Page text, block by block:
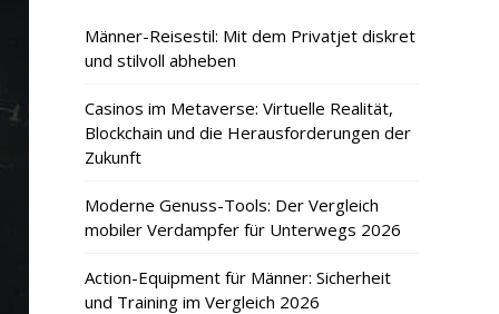
Männer-Reisestil: Mit dem Privatjet diskret
und stilvoll abheben
Casinos im Metaverse: Virtuelle Realität,
Blockchain und die Herausforderungen der
Zukunft
Moderne Genuss-Tools: Der Vergleich
mobiler Verdampfer für Unterwegs 2026
Action-Equipment für Männer: Sicherheit
und Training im Vergleich 2026